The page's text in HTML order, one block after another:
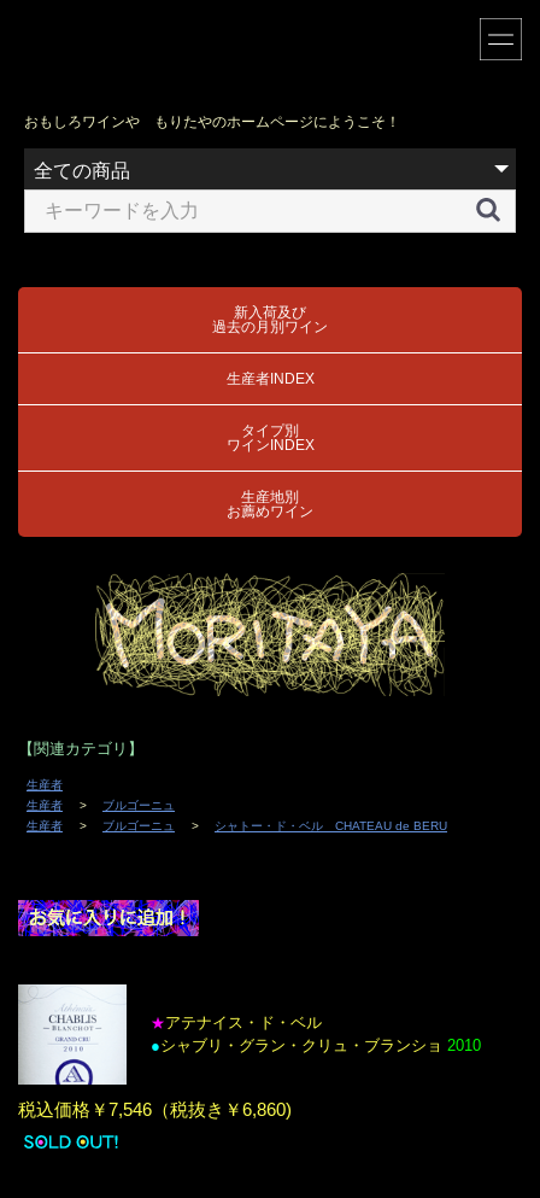
おもしろワインや もりたやのホームページにようこそ！
新入荷及び
過去の月別ワイン
生産者INDEX
タイプ別
ワインINDEX
生産地別
お薦めワイン
【関連カテゴリ】
生産者
生産者
ブルゴーニュ
生産者
ブルゴーニュ シャトー・ド・ベル CHATEAU de BERU
★アテナイス・ド・ベル
●シャブリ・グラン・クリュ・ブランショ 2010
税込価格￥7,546（税抜き￥6,860)
東京都大田区東六郷2-9-12
電話 03-3731-2046
sakemorita@nifty.com
営業時間 AM 12:00 〜 PM8:00
実店舗の定休日 日曜、月曜日
＊ホームページからのご注文は常時受け付けています。
■は午後2時頃からの営業。
1
9
16
31